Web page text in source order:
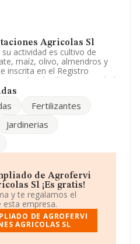
Agricolas Sl
actividad es cultivo de
maíz, olivo, almendros y
inscrita en el Registro
Clasifica su actividad
no perennes', código 0119.
disponible en
2024, pasando del puesto
de las empresas que la
Agroes Castillo
Sociedad Cooperativa
de La Tierra; en
que la siguen en la
Agrícola Fruten 332 05 Sat
Fertilizantes
Jardinerias
de Agrofervi
Sl ¡Es gratis!
y te regalamos el
empresa.
DE AGROFERVI
AGRICOLAS SL